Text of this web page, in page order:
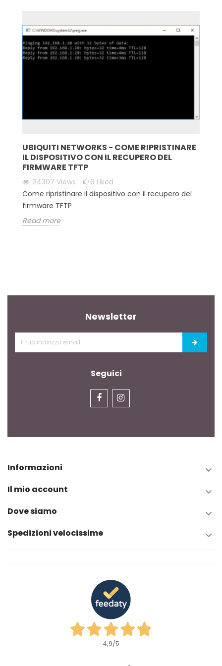
UBIQUITI NETWORKS - COME RIPRISTINARE
IL DISPOSITIVO CON IL RECUPERO DEL
FIRMWARE TFTP
24307 Views 6 Liked
Come ripristinare il dispositivo con il recupero del
firmware TFTP
Read more
Newsletter
Seguici
Informazioni 
Il mio account 
Dove siamo 
Spedizioni velocissime 
4,9/5